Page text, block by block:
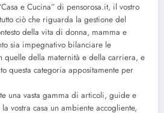
e Cucina” di pensorosa.it, il vostro
ciò che riguarda la gestione del
della vita di donna, mamma e
sia impegnativo bilanciare le
quelle della maternità e della carriera, e
questa categoria appositamente per
una vasta gamma di articoli, guide e
vostra casa un ambiente accogliente,